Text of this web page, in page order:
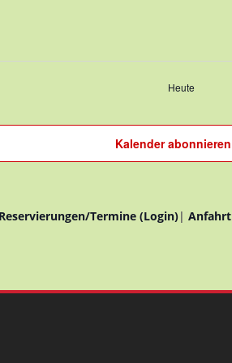
Heute
Kalender abonnieren
Termine (Login)| Anfahrt